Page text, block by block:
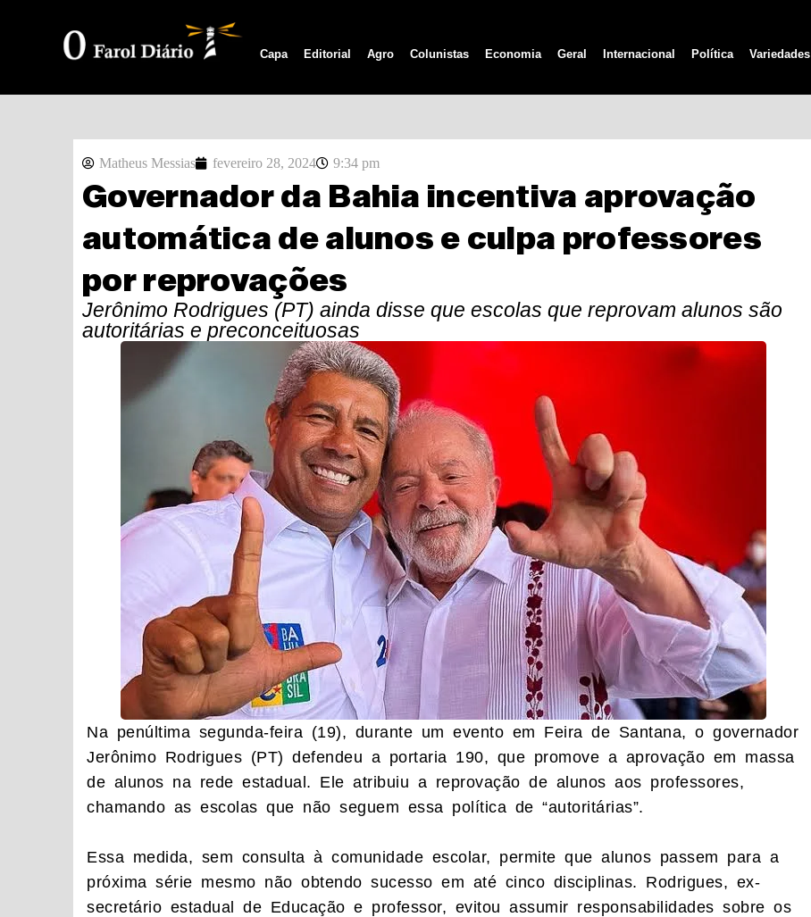
Capa Editorial Agro Colunistas Economia Geral Internacional Política Variedades
Matheus Messias fevereiro 28, 2024 9:34 pm
Governador da Bahia incentiva aprovação
automática de alunos e culpa professores
por reprovações
Jerônimo Rodrigues (PT) ainda disse que escolas que reprovam alunos são
autoritárias e preconceituosas
Na penúltima segunda-feira (19), durante um evento em Feira de Santana, o governador
Jerônimo Rodrigues (PT) defendeu a portaria 190, que promove a aprovação em massa
de alunos na rede estadual. Ele atribuiu a reprovação de alunos aos professores,
chamando as escolas que não seguem essa política de “autoritárias”.
Essa medida, sem consulta à comunidade escolar, permite que alunos passem para a
próxima série mesmo não obtendo sucesso em até cinco disciplinas. Rodrigues, ex-
secretário estadual de Educação e professor, evitou assumir responsabilidades sobre os